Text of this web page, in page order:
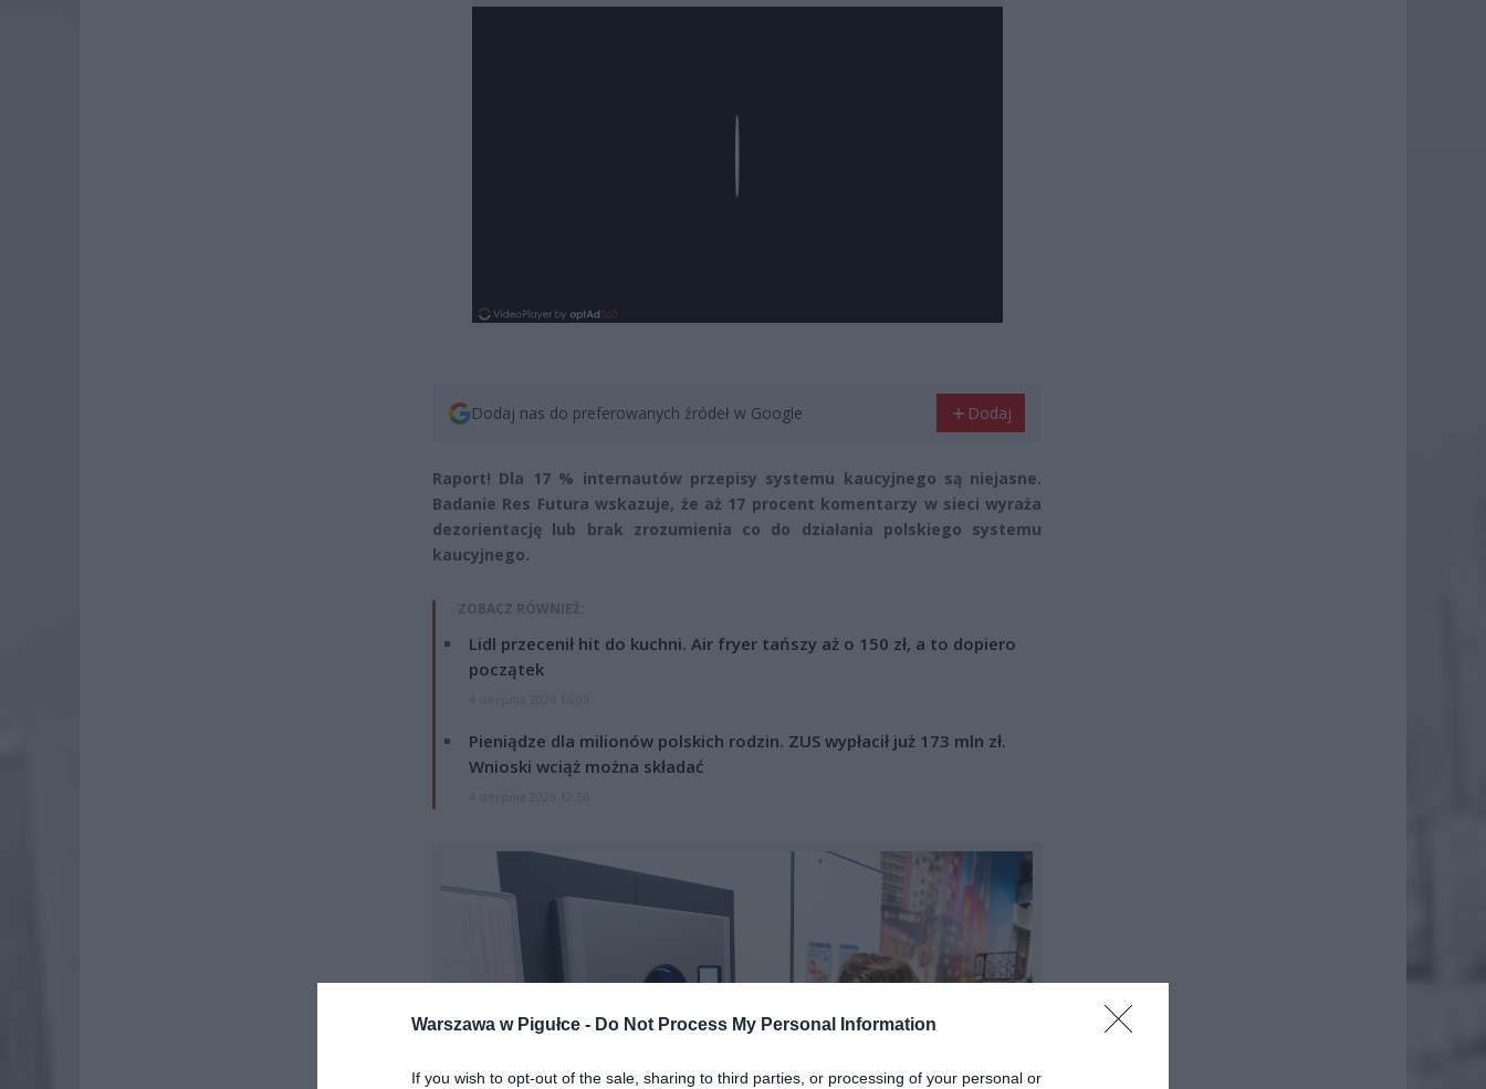
Warszawa w Pigułce - Do Not Process My Personal Information
If you wish to opt-out of the sale, sharing to third parties, or processing of your personal or
Dodaj nas do preferowanych źródeł w Google Dodaj
Raport! Dla 17 % internautów przepisy systemu kaucyjnego są niejasne.
Badanie Res Futura wskazuje, że aż 17 procent komentarzy w sieci wyraża
dezorientację lub brak zrozumienia co do działania polskiego systemu
kaucyjnego.
ZOBACZ RÓWNIEŻ:
Lidl przecenił hit do kuchni. Air fryer tańszy aż o 150 zł, a to dopiero
początek
Pieniądze dla milionów polskich rodzin. ZUS wypłacił już 173 mln zł.
Wnioski wciąż można składać